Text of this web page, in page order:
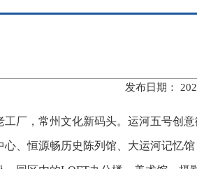
发布日期：
工厂，常州文化新码头。运河五号创
心、恒源畅历史陈列馆、大运河记忆